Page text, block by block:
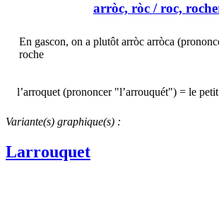
arròc, ròc / roc,
En gascon, on a plutôt arròc arròca
roche
l’arroquet (prononcer "l’arrouquét") = le
Variante(s) graphique(s) :
Larrouquet